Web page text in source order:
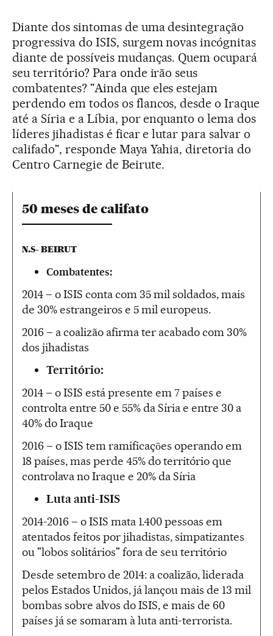
Diante dos sintomas de uma desintegração
progressiva do ISIS, surgem novas incógnitas
diante de possíveis mudanças. Quem ocupará
seu território? Para onde irão seus
combatentes? "Ainda que eles estejam
perdendo em todos os flancos, desde o Iraque
até a Síria e a Líbia, por enquanto o lema dos
líderes jihadistas é ficar e lutar para salvar o
califado", responde Maya Yahia, diretoria do
Centro Carnegie de Beirute.
50 meses de califato
N.S- BEIRUT
Combatentes:
2014 – o ISIS conta com 35 mil soldados, mais
de 30% estrangeiros e 5 mil europeus.
2016 – a coalizão afirma ter acabado com 30%
dos jihadistas
Território:
2014 – o ISIS está presente em 7 países e
controlta entre 50 e 55% da Síria e entre 30 a
40% do Iraque
2016 – o ISIS tem ramificaçōes operando em
18 países, mas perde 45% do território que
controlava no Iraque e 20% da Síria
Luta anti-ISIS
2014-2016 – o ISIS mata 1.400 pessoas em
atentados feitos por jihadistas, simpatizantes
ou "lobos solitários" fora de seu território
Desde setembro de 2014: a coalizão, liderada
pelos Estados Unidos, já lançou mais de 13 mil
bombas sobre alvos do ISIS, e mais de 60
países já se somaram à luta anti-terrorista.